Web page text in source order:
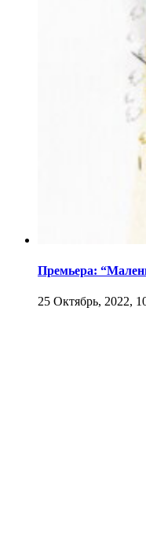
Премьера:
25 Октябрь, 2022,